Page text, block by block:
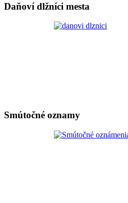
Daňoví dlžníci mesta
Smútočné oznamy